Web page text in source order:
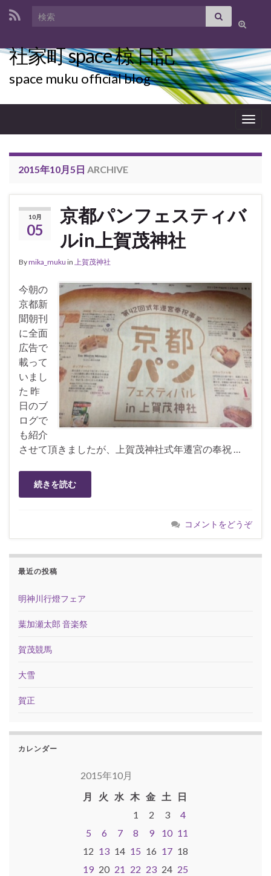
Toggle
form
Search for:
社家町 space 椋 日記
space muku official blog
2015年10月5日 ARCHIVE
10月
05
京都パンフェスティバ
ルin上賀茂神社
Bymika_muku in 上賀茂神社
今朝の
京都新
聞朝刊
に全面
広告で
載って
いまし
た 昨
日のブ
ログで
も紹介
させて頂きましたが、上賀茂神社式年遷宮の奉祝 …
続きを読む
コメントをどうぞ
最近の投稿
明神川行燈フェア
葉加瀬太郎 音楽祭
賀茂競馬
大雪
賀正
カレンダー
2015年10月
月
火 水 木 金 土
日
1
2 3
4
5
6 7 8 9 10 11
12 13 14 15 16 17 18
19 20 21 22 23 24 25